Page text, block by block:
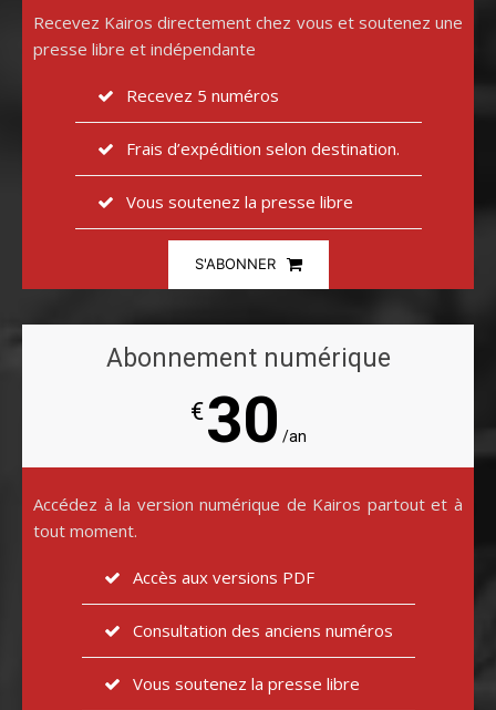
Recevez Kairos directement chez vous et soutenez une
presse libre et indépendante
Recevez 5 numéros
Frais d’expédition selon destination.
Vous soutenez la presse libre
S'ABONNER
Abonnement numérique
€30 /an
Accédez à la version numérique de Kairos partout et à
tout moment.
Accès aux versions PDF
Consultation des anciens numéros
Vous soutenez la presse libre